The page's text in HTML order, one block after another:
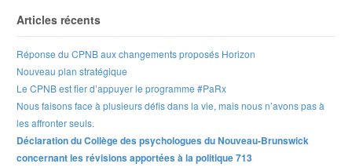
Articles récents
Réponse du CPNB aux changements proposés Horizon
Nouveau plan stratégique
Le CPNB est fier d’appuyer le programme #PaRx
Nous faisons face à plusieurs défis dans la vie, mais nous n’avons pas à
les affronter seuls.
Déclaration du Collège des psychologues du Nouveau-Brunswick
concernant les révisions apportées à la politique 713